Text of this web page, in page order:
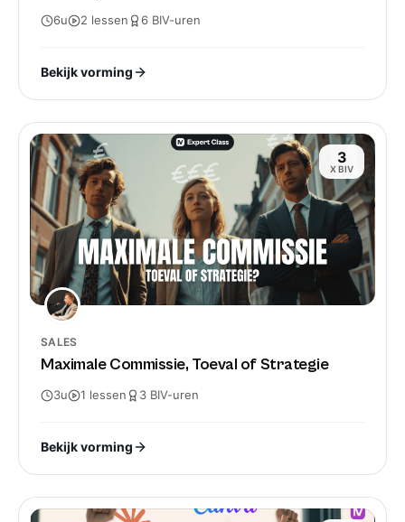
6u 2 lessen 6 BIV-uren
Bekijk vorming
3
X BIV
SALES
Maximale Commissie, Toeval of Strategie
3u 1 lessen 3 BIV-uren
Bekijk vorming